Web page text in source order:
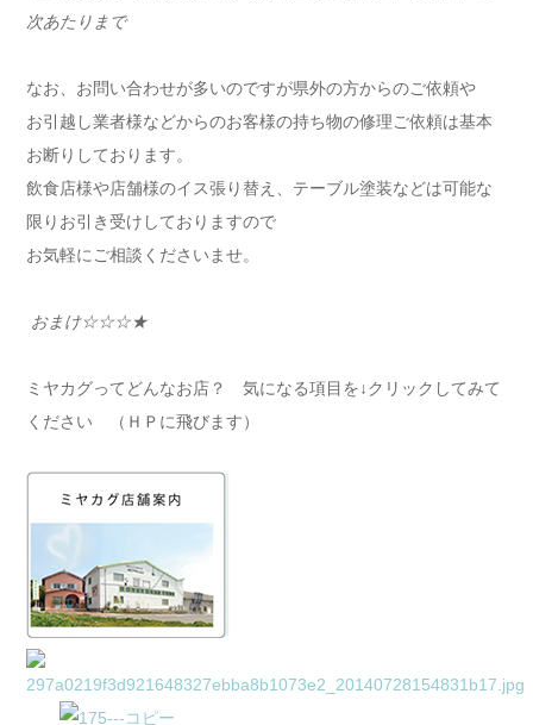
次あたりまで
なお、お問い合わせが多いのですが県外の方からのご依頼や
お引越し業者様などからのお客様の持ち物の修理ご依頼は基本
お断りしております。
飲食店様や店舗様のイス張り替え、テーブル塗装などは可能な
限りお引き受けしておりますので
お気軽にご相談くださいませ。
おまけ☆☆☆★
ミヤカグってどんなお店？ 気になる項目を↓クリックしてみて
ください （ＨＰに飛びます）